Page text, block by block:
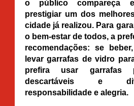
o público compareça
prestigiar um dos
cidade já realizou. Para
o bem-estar de todos, a
recomendações: se
levar garrafas de vidro
prefira usar
descartáveis e
responsabilidade e alegria.